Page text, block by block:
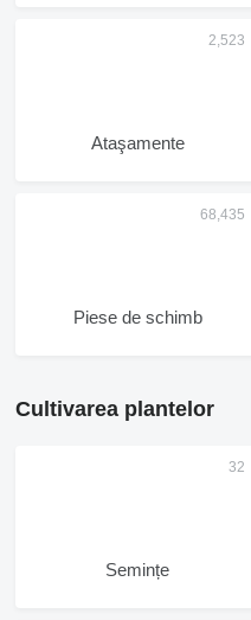
Ataşamente
Piese de schimb
Cultivarea plantelor
Semințe